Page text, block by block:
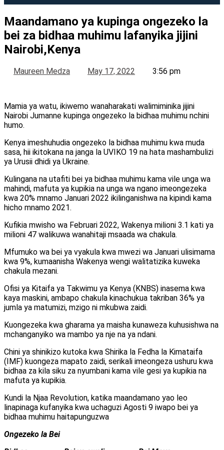
Maandamano ya kupinga ongezeko la
bei za bidhaa muhimu lafanyika jijini
Nairobi,Kenya
Maureen Medza May 17, 2022 3:56 pm
Mamia ya watu, ikiwemo wanaharakati walimiminika jijini
Nairobi Jumanne kupinga ongezeko la bidhaa muhimu nchini
humo.
Kenya imeshuhudia ongezeko la bidhaa muhimu kwa muda
sasa, hii ikitokana na janga la UVIKO 19 na hata mashambulizi
ya Urusii dhidi ya Ukraine.
Kulingana na utafiti bei ya bidhaa muhimu kama vile unga wa
mahindi, mafuta ya kupikia na unga wa ngano imeongezeka
kwa 20% mnamo Januari 2022 ikilinganishwa na kipindi kama
hicho mnamo 2021.
Kufikia mwisho wa Februari 2022, Wakenya milioni 3.1 kati ya
milioni 47 walikuwa wanahitaji msaada wa chakula.
Mfumuko wa bei ya vyakula kwa mwezi wa Januari ulisimama
kwa 9%, kumaanisha Wakenya wengi walitatizika kuweka
chakula mezani.
Ofisi ya Kitaifa ya Takwimu ya Kenya (KNBS) inasema kwa
kaya maskini, ambapo chakula kinachukua takriban 36% ya
jumla ya matumizi, mzigo ni mkubwa zaidi.
Kuongezeka kwa gharama ya maisha kunaweza kuhusishwa na
mchanganyiko wa mambo ya nje na ya ndani.
Chini ya shinikizo kutoka kwa Shirika la Fedha la Kimataifa
(IMF) kuongeza mapato zaidi, serikali imeongeza ushuru kwa
bidhaa za kila siku za nyumbani kama vile gesi ya kupikia na
mafuta ya kupikia.
Kundi la Njaa Revolution, katika maandamano yao leo
linapinaga kufanyika kwa uchaguzi Agosti 9 iwapo bei ya
bidhaa muhimu haitapunguzwa
Ongezeko la Bei